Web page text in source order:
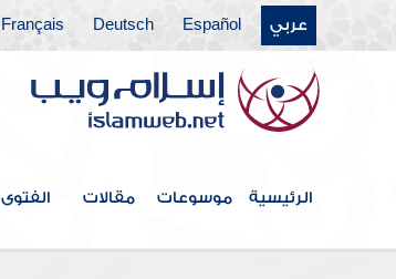
عربي Español
Deutsch
Français
الرئيسية موسوعات مقالات الفتوى